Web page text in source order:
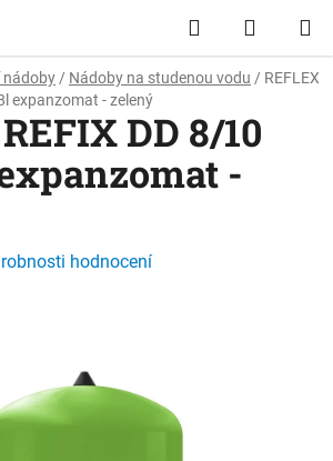
Hledat
KOŠÍK
nádoby / Nádoby na studenou vodu / REFLEX
expanzomat - zelený
DD 8/10
-
hodnocení